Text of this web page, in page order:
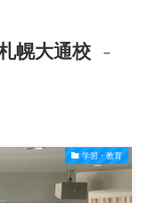
幌大通校
–
学習・教育